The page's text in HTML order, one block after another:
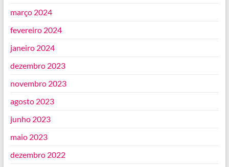
março 2024
fevereiro 2024
janeiro 2024
dezembro 2023
novembro 2023
agosto 2023
junho 2023
maio 2023
dezembro 2022